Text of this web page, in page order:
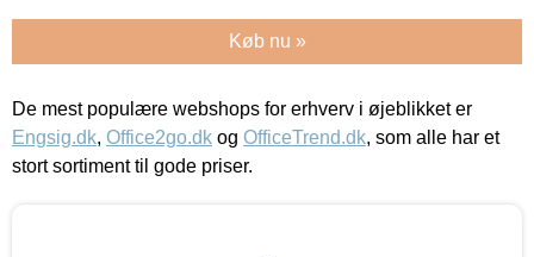
Køb nu »
De mest populære webshops for erhverv i øjeblikket er
Engsig.dk, Office2go.dk og OfficeTrend.dk, som alle har et
stort sortiment til gode priser.